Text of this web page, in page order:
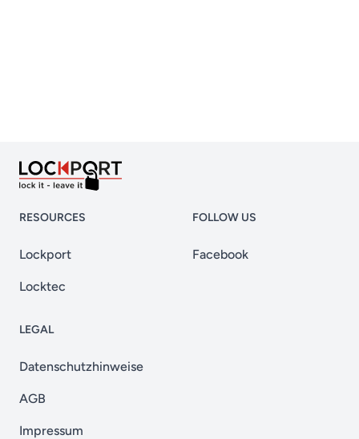
RESOURCES
Lockport
Locktec
FOLLOW US
Facebook
LEGAL
Datenschutzhinweise
AGB
Impressum